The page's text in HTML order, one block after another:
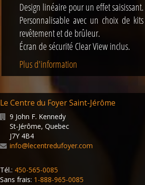
Design linéaire pour un effet saisissant.
Personnalisable avec un choix de
revêtement et de brûleur.
Écran de sécurité Clear View inclus.
Plus d'information
Le Centre du Foyer Saint-Jérôme
9 John F. Kennedy
St-Jérôme, Quebec
J7Y 4B4
info@lecentredufoyer.com
Tél.: 450-565-0085
Sans frais: 1-888-965-0085